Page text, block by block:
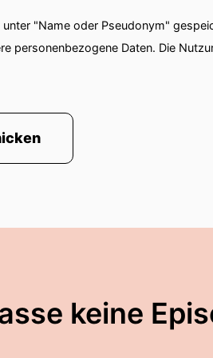
"Name oder Pseudonym"
personenbezogene Daten. Die
keine